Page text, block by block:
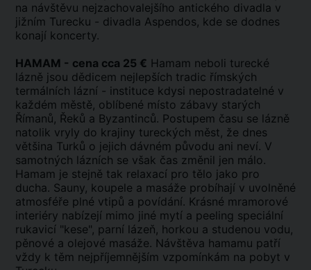
na návštěvu nejzachovalejšího antického divadla v
jižním Turecku - divadla Aspendos, kde se dodnes
konají koncerty.
HAMAM - cena cca 25 € Hamam neboli turecké
lázně jsou dědicem nejlepších tradic římských
termálních lázní - instituce kdysi nepostradatelné v
každém městě, oblíbené místo zábavy starých
Římanů, Řeků a Byzantinců. Postupem času se lázně
natolik vryly do krajiny tureckých měst, že dnes
většina Turků o jejich dávném původu ani neví. V
samotných lázních se však čas změnil jen málo.
Hamam je stejně tak relaxací pro tělo jako pro
ducha. Sauny, koupele a masáže probíhají v uvolněné
atmosféře plné vtipů a povídání. Krásné mramorové
interiéry nabízejí mimo jiné mytí a peeling speciální
rukavicí "kese", parní lázeň, horkou a studenou vodu,
pěnové a olejové masáže. Návštěva hamamu patří
vždy k těm nejpříjemnějším vzpomínkám na pobyt v